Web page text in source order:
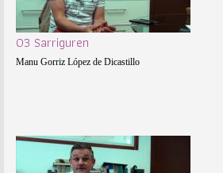
03 Sarriguren
Manu Gorriz López de Dicastillo